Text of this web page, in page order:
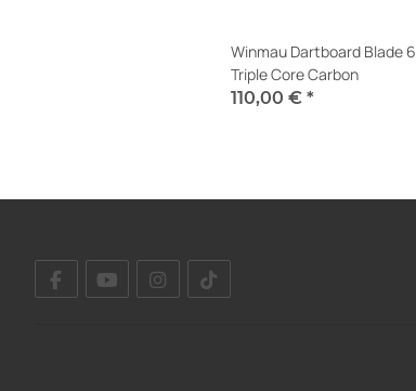
Winmau Dartboard Blade 6
Triple Core Carbon
110,00 € *